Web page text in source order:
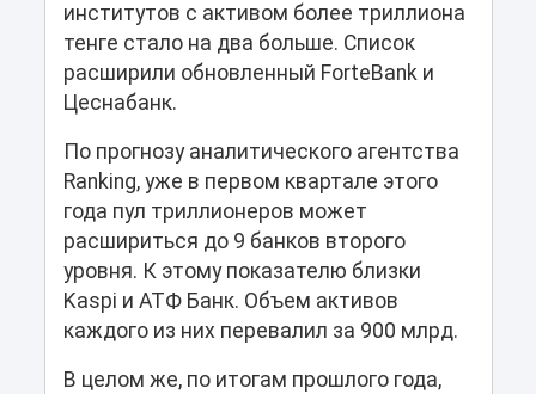
институтов с активом более триллиона
тенге стало на два больше. Список
расширили обновленный ForteBank и
Цеснабанк.
По прогнозу аналитического агентства
Ranking, уже в первом квартале этого
года пул триллионеров может
расшириться до 9 банков второго
уровня. К этому показателю близки
Kaspi и АТФ Банк. Объем активов
каждого из них перевалил за 900 млрд.
В целом же, по итогам прошлого года,